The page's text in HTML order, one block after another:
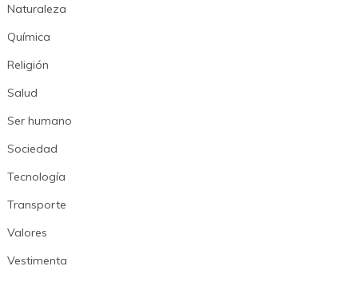
Naturaleza
Química
Religión
Salud
Ser humano
Sociedad
Tecnología
Transporte
Valores
Vestimenta